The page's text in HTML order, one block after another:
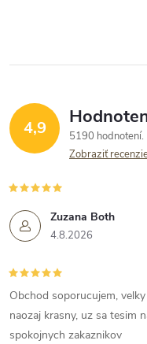
4,9
5190 hodnotení
Zobraziť
Zuzana Both
4.8.2026
Obchod soporucujem,
naozaj krasny, uz sa tesim
spokojnych zakaznikov